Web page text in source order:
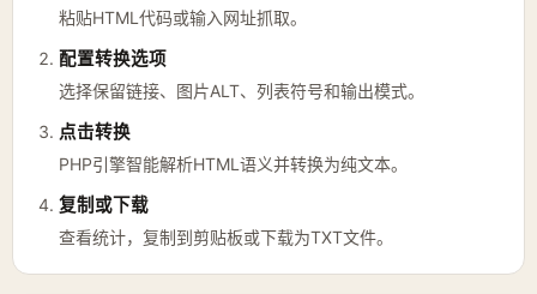
粘贴HTML代码或输入网址抓取。
配置转换选项
选择保留链接、图片ALT、列表符号和输出模式。
点击转换
PHP引擎智能解析HTML语义并转换为纯文本。
复制或下载
查看统计，复制到剪贴板或下载为TXT文件。